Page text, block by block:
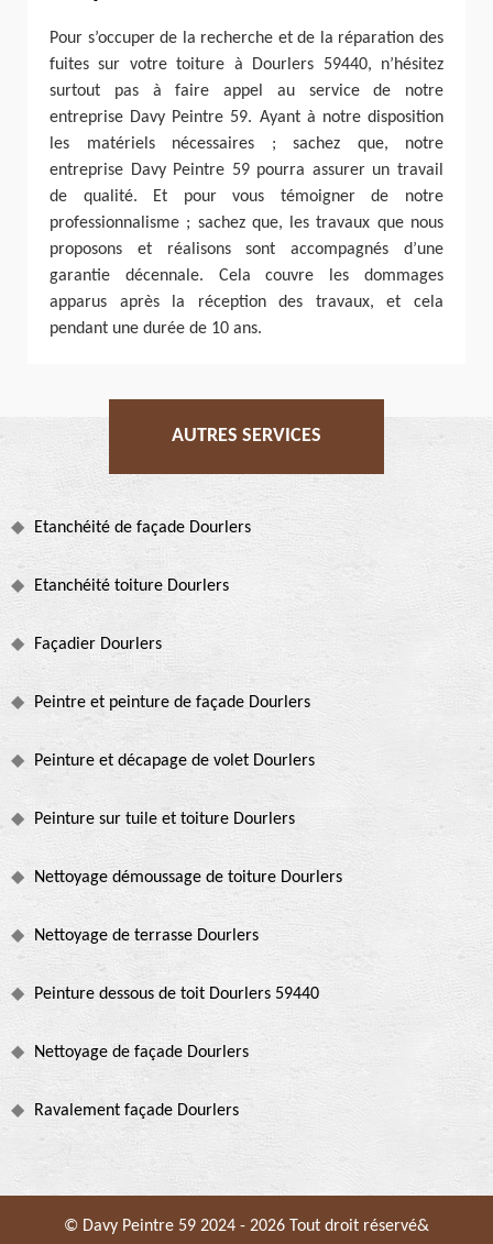
Pour s’occuper de la recherche et de la réparation des
fuites sur votre toiture à Dourlers 59440, n’hésitez
surtout pas à faire appel au service de notre
entreprise Davy Peintre 59. Ayant à notre disposition
les matériels nécessaires ; sachez que, notre
entreprise Davy Peintre 59 pourra assurer un travail
de qualité. Et pour vous témoigner de notre
professionnalisme ; sachez que, les travaux que nous
proposons et réalisons sont accompagnés d’une
garantie décennale. Cela couvre les dommages
apparus après la réception des travaux, et cela
pendant une durée de 10 ans.
AUTRES SERVICES
Etanchéité de façade Dourlers
Etanchéité toiture Dourlers
Façadier Dourlers
Peintre et peinture de façade Dourlers
Peinture et décapage de volet Dourlers
Peinture sur tuile et toiture Dourlers
Nettoyage démoussage de toiture Dourlers
Nettoyage de terrasse Dourlers
Peinture dessous de toit Dourlers 59440
Nettoyage de façade Dourlers
Ravalement façade Dourlers
© Davy Peintre 59 2024 - 2026 Tout droit réservé&